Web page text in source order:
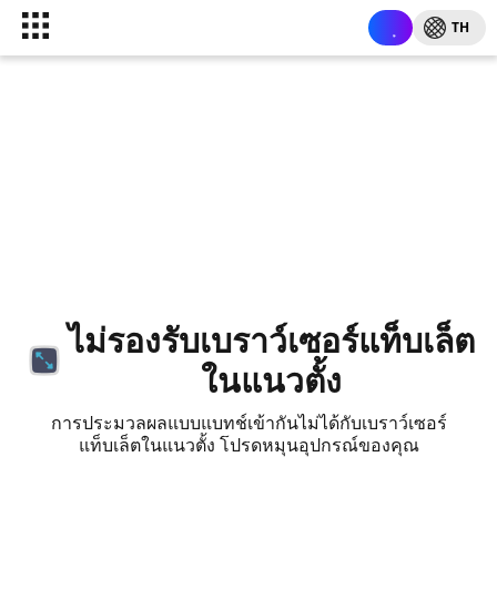
TH
ไม่รองรับเบราว์เซอร์แท็บเล็ต
ในแนวตั้ง
การประมวลผลแบบแบทช์เข้ากันไม่ได้กับเบราว์เซอร์
แท็บเล็ตในแนวตั้ง โปรดหมุนอุปกรณ์ของคุณ